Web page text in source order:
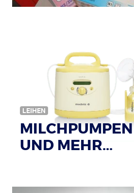
Bildquelle: © Tim Reckmann / pixelio.de
LEIHEN
MILCHPUMPEN
UND MEHR...